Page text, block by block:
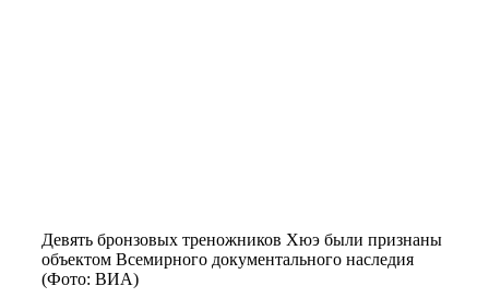
Девять бронзовых треножников Хюэ были признаны
объектом Всемирного документального наследия
(Фото: ВИА)